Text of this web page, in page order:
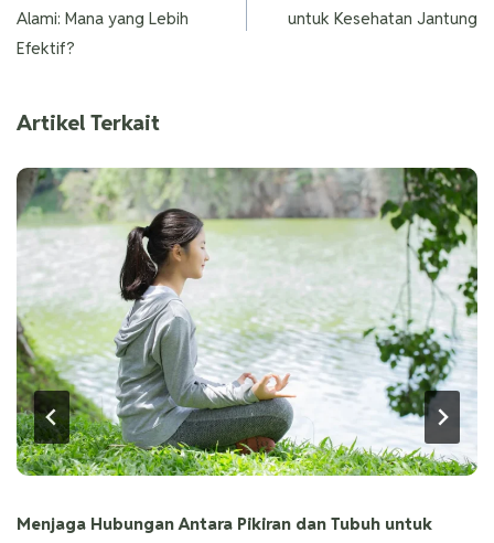
Alami: Mana yang Lebih
Efektif?
untuk Kesehatan Jantung
Artikel Terkait
Menjaga Hubungan Antara Pikiran dan Tubuh untuk